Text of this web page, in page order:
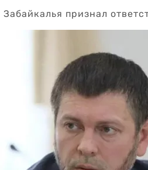
признал